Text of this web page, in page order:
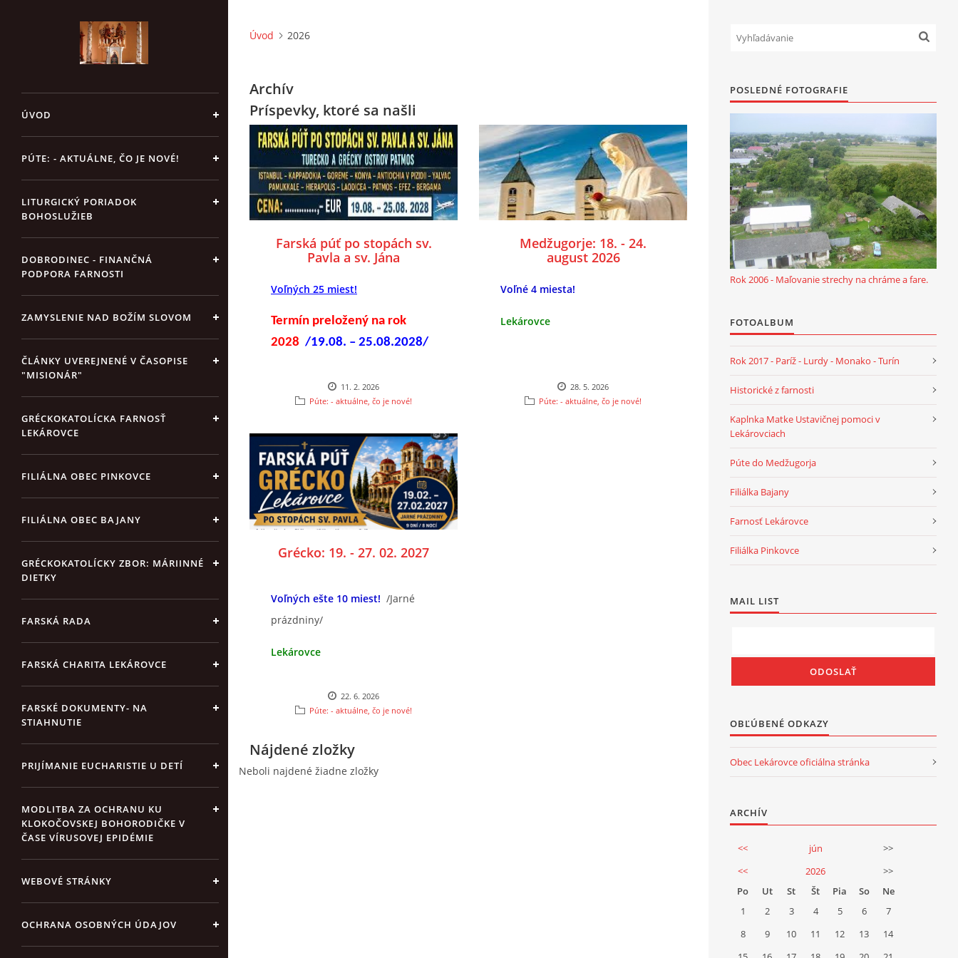
ÚVOD
PÚTE: - AKTUÁLNE, ČO JE NOVÉ!
LITURGICKÝ PORIADOK
BOHOSLUŽIEB
DOBRODINEC - FINANČNÁ
PODPORA FARNOSTI
ZAMYSLENIE NAD BOŽÍM SLOVOM
ČLÁNKY UVEREJNENÉ V ČASOPISE
"MISIONÁR"
GRÉCKOKATOLÍCKA FARNOSŤ
LEKÁROVCE
FILIÁLNA OBEC PINKOVCE
FILIÁLNA OBEC BAJANY
GRÉCKOKATOLÍCKY ZBOR: MÁRIINNÉ
DIETKY
FARSKÁ RADA
FARSKÁ CHARITA LEKÁROVCE
FARSKÉ DOKUMENTY- NA
STIAHNUTIE
PRIJÍMANIE EUCHARISTIE U DETÍ
MODLITBA ZA OCHRANU KU
KLOKOČOVSKEJ BOHORODIČKE V
ČASE VÍRUSOVEJ EPIDÉMIE
WEBOVÉ STRÁNKY
OCHRANA OSOBNÝCH ÚDAJOV
Úvod 2026
Archív
Príspevky, ktoré sa našli
Farská púť po stopách sv.
Pavla a sv. Jána
Voľných 25 miest!
Termín preložený na rok
2028 /19.08. – 25.08.2028/
11. 2. 2026
Púte: - aktuálne, čo je nové!
Medžugorje: 18. - 24.
august 2026
Voľné 4 miesta!
Lekárovce
28. 5. 2026
Púte: - aktuálne, čo je nové!
Grécko: 19. - 27. 02. 2027
Voľných ešte 10 miest! /Jarné
prázdniny/
Lekárovce
22. 6. 2026
Púte: - aktuálne, čo je nové!
Nájdené zložky
Neboli najdené žiadne zložky
POSLEDNÉ FOTOGRAFIE
Rok 2006 - Maľovanie strechy na chráme a fare.
FOTOALBUM
Rok 2017 - Paríž - Lurdy - Monako - Turín
Historické z farnosti
Kaplnka Matke Ustavičnej pomoci v
Lekárovciach
Púte do Medžugorja
Filiálka Bajany
Farnosť Lekárovce
Filiálka Pinkovce
MAIL LIST
OBĽÚBENÉ ODKAZY
Obec Lekárovce oficiálna stránka
ARCHÍV
<< jún
>>
<<
2026
>>
Po
Ut St Št Pia So
Ne
1
2 3 4 5 6
7
8
9 10 11 12 13
14